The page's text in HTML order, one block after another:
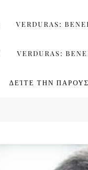
VERDURAS:
VERDURAS:
ΔΕΊΤΕ ΤΗΝ